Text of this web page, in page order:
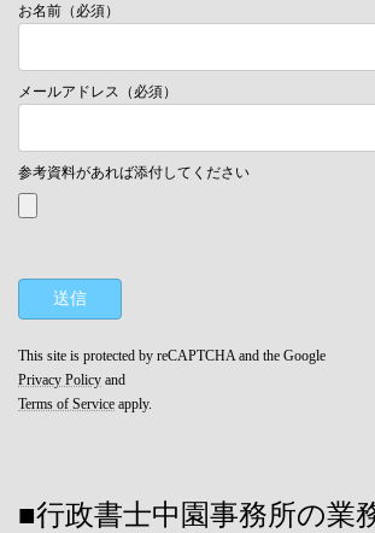
お名前（必須）
メールアドレス（必須）
参考資料があれば添付してください
This site is protected by reCAPTCHA and the Google
Privacy Policy and
Terms of Service apply.
■行政書士中園事務所の業